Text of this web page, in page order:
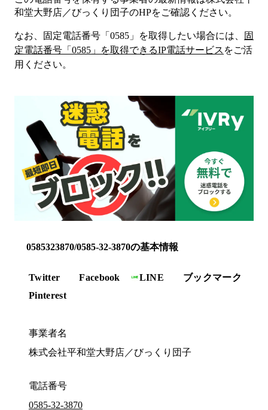
和堂大野店／びっくり団子のHPをご確認ください。
なお、固定電話番号「 0585 」を取得したい場合には、
固
定電話番号「 0585 」を取得できるIP電話サービス をご活
用ください。
0585323870/0585-32-3870の基本情報
Twitter Facebook LINE
ブックマーク
Pinterest
事業者名
株式会社平和堂大野店／びっくり団子
電話番号
0585-32-3870